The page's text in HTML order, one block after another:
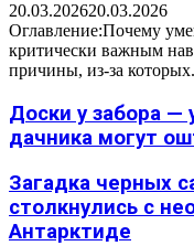
20.03.202620.03.2026
Оглавление:Почему
критически важным
причины, из-за
Доски у забора —
дачника могут
Загадка черных
столкнулись с
Антарктиде